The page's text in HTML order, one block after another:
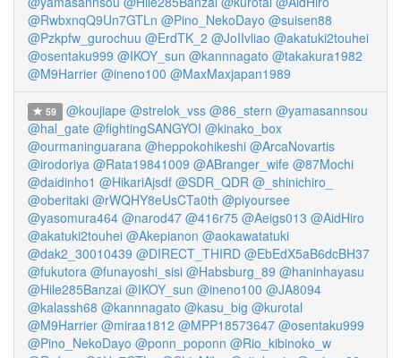
@RwbxnqQ9Un7GTLn @Pino_NekoDayo @suisen88
@Pzkpfw_gurochuu @ErdTK_2 @JoIIvliao @akatuki2touhei
@osentaku999 @IKOY_sun @kannnagato @takakura1982
@M9Harrier @ineno100 @MaxMaxjapan1989
59 @koujiape @strelok_vss @86_stern @yamasannsou
@hal_gate @fightingSANGYOI @kinako_box
@ourmaninguarana @heppokohikeshi @ArcaNovartis
@irodoriya @Rata19841009 @ABranger_wife @87Mochi
@daidinho1 @HikariAjsdf @SDR_QDR @_shinichiro_
@oberitaki @rWQHY8eUsCTa0th @piyoursee
@yasomura464 @narod47 @416r75 @Aeigs013 @AidHiro
@akatuki2touhei @Akepianon @aokawatatuki
@dak2_30010439 @DIRECT_THIRD @EbEdX5aB6dcBH37
@fukutora @funayoshi_sisi @Habsburg_89 @haninhayasu
@Hile285Banzai @IKOY_sun @ineno100 @JA8094
@kalassh68 @kannnagato @kasu_big @kurotal
@M9Harrier @miraa1812 @MPP18573647 @osentaku999
@Pino_NekoDayo @ponn_poponn @Rio_kibinoko_w